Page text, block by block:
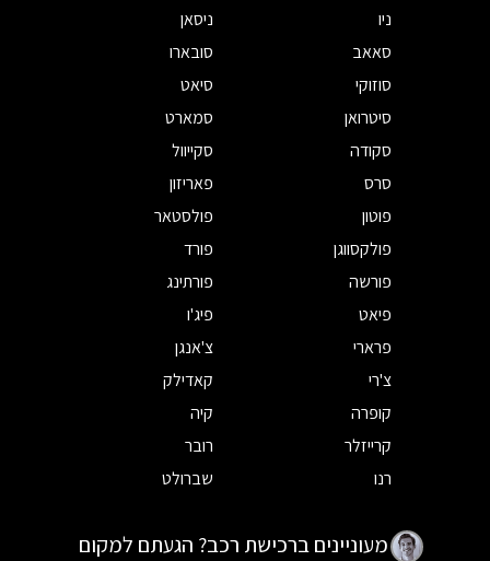
ניו
ניסאן
סאאב
סובארו
סוזוקי
סיאט
סיטרואן
סמארט
סקודה
סקייוול
סרס
פאריזון
פוטון
פולסטאר
פולקסווגן
פורד
פורשה
פורתינג
פיאט
פיג'ו
פרארי
צ'אנגן
צ'רי
קאדילק
קופרה
קיה
קרייזלר
רובר
רנו
שברולט
מעוניינים ברכישת רכב? הגעתם למקום